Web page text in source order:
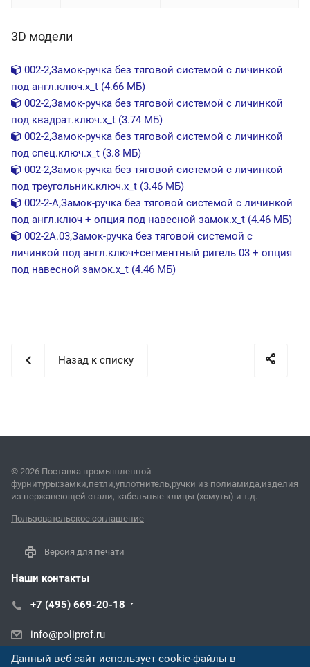
3D модели
002-2,Замок-ручка без тяговой системой с личинкой
под англ.ключ.x_t (4.66 МБ)
002-2,Замок-ручка без тяговой системой с личинкой
под квадрат.ключ.x_t (3.74 МБ)
002-2,Замок-ручка без тяговой системой с личинкой
под спец.ключ.x_t (3.8 МБ)
002-2,Замок-ручка без тяговой системой с личинкой
под треугольник.ключ.x_t (3.46 МБ)
002-2-A,Замок-ручка без тяговой системой с личинкой
под англ.ключ + опция под навесной замок.x_t (4.46 МБ)
002-2А.03,Замок-ручка без тяговой системой с
личинкой под англ.ключ+сегментный ригель 03 + опция
под навесной замок.x_t (4.46 МБ)
Назад к списку
© 2026 Поставка промышленной
фурнитуры:замки,петли,уплотнитель,ручки из полиамида,изделия
из нержавеющей стали, кабельные клицы (хомуты) и т.д.
Пользовательское соглашение
Версия для печати
Наши контакты
+7 (495) 669-20-18
info@poliprof.ru
ул. Черняховского, 86/1
Данный веб-сайт использует cookie-файлы в